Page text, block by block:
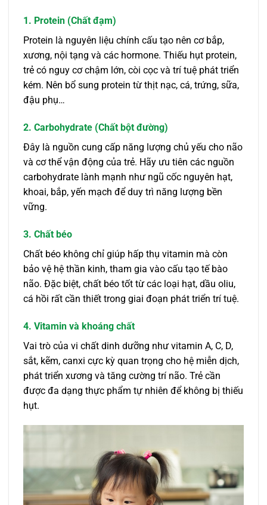
1. Protein (Chất đạm)
Protein là nguyên liệu chính cấu tạo nên cơ bắp,
xương, nội tạng và các hormone. Thiếu hụt protein,
trẻ có nguy cơ chậm lớn, còi cọc và trí tuệ phát triển
kém. Nên bổ sung protein từ thịt nạc, cá, trứng, sữa,
đậu phụ…
2. Carbohydrate (Chất bột đường)
Đây là nguồn cung cấp năng lượng chủ yếu cho não
và cơ thể vận động của trẻ. Hãy ưu tiên các nguồn
carbohydrate lành mạnh như ngũ cốc nguyên hạt,
khoai, bắp, yến mạch để duy trì năng lượng bền
vững.
3. Chất béo
Chất béo không chỉ giúp hấp thụ vitamin mà còn
bảo vệ hệ thần kinh, tham gia vào cấu tạo tế bào
não. Đặc biệt, chất béo tốt từ các loại hạt, dầu oliu,
cá hồi rất cần thiết trong giai đoạn phát triển trí tuệ.
4. Vitamin và khoáng chất
Vai trò của vi chất dinh dưỡng như vitamin A, C, D,
sắt, kẽm, canxi cực kỳ quan trọng cho hệ miễn dịch,
phát triển xương và tăng cường trí não. Trẻ cần
được đa dạng thực phẩm tự nhiên để không bị thiếu
hụt.